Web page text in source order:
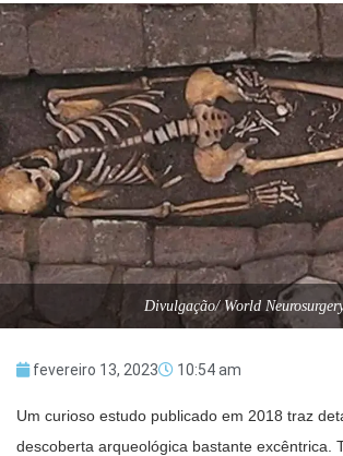
Divulgação/ World
fevereiro 13, 2023 10:54 am
Um curioso estudo publicado em 2018 traz
descoberta arqueológica bastante excêntrica.